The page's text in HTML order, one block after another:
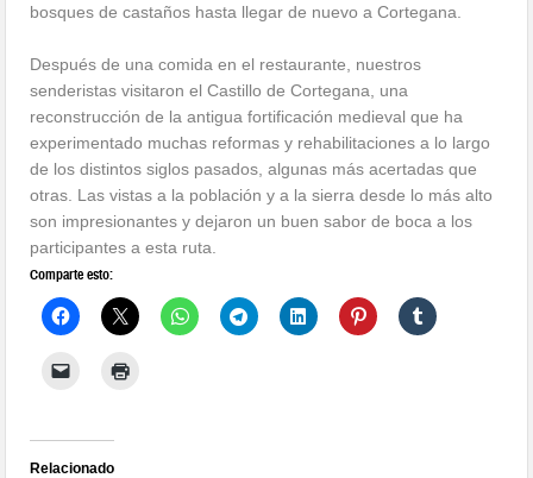
bosques de castaños hasta llegar de nuevo a Cortegana.
Después de una comida en el restaurante, nuestros
senderistas visitaron el Castillo de Cortegana, una
reconstrucción de la antigua fortificación medieval que ha
experimentado muchas reformas y rehabilitaciones a lo largo
de los distintos siglos pasados, algunas más acertadas que
otras. Las vistas a la población y a la sierra desde lo más alto
son impresionantes y dejaron un buen sabor de boca a los
participantes a esta ruta.
Comparte esto:
Relacionado